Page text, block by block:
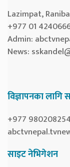
Lazimpat,
+977 01
Admin:
News:
विज्ञापनका लागि
+977
साइट नेभिगेशन